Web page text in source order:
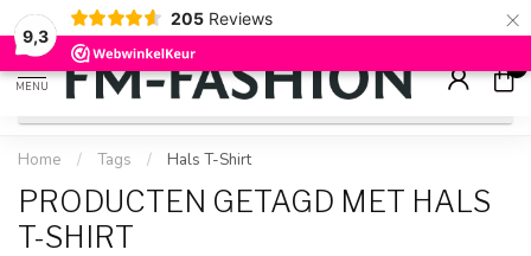
9,3
205 Reviews ×
Check onzesale artikelenvoor flinke kortingen
MENU
0
Home / Tags / Hals T-Shirt
PRODUCTEN GETAGD MET HALS
T-SHIRT